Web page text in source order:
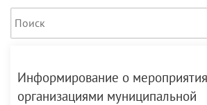
Информирование о
организациями муниципальной